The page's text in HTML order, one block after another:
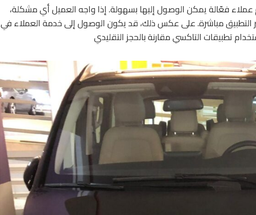
فعّالة يمكن الوصول إليها بسهولة. إذا واجه العميل أي مشكلة،
التطبيق مباشرة. على عكس ذلك، قد يكون الوصول إلى خدمة العملاء في
تطبيقات التاكسي مقارنة بالحجز التقليدي